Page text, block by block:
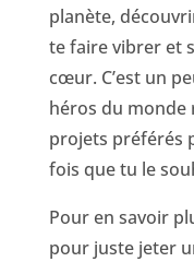
planète,
te faire vibrer et
cœur. C’est un
héros du monde
projets préférés
fois que tu le
Pour en savoir
pour juste jeter